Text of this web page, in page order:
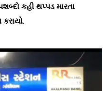
કહી થપ્પડ મારતા